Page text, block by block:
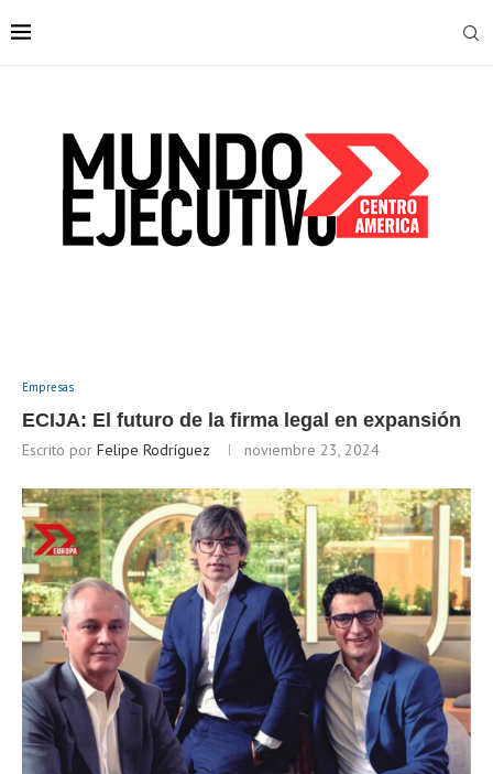
Empresas
ECIJA: El futuro de la firma legal en expansión
Escrito por Felipe Rodríguez noviembre 23, 2024